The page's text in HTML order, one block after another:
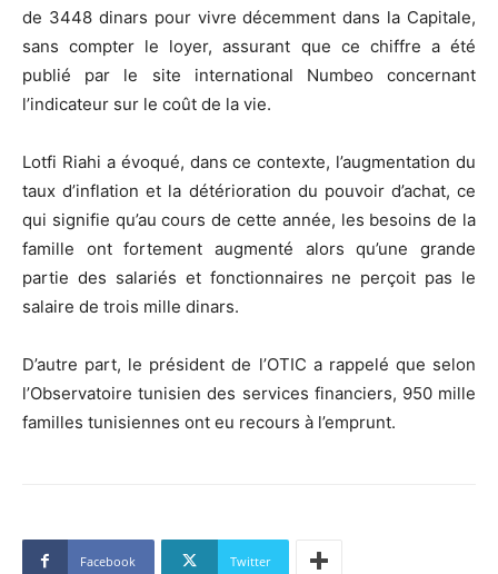
de 3448 dinars pour vivre décemment dans la Capitale,
sans compter le loyer, assurant que ce chiffre a été
publié par le site international Numbeo concernant
l’indicateur sur le coût de la vie.
Lotfi Riahi a évoqué, dans ce contexte, l’augmentation du
taux d’inflation et la détérioration du pouvoir d’achat, ce
qui signifie qu’au cours de cette année, les besoins de la
famille ont fortement augmenté alors qu’une grande
partie des salariés et fonctionnaires ne perçoit pas le
salaire de trois mille dinars.
D’autre part, le président de l’OTIC a rappelé que selon
l’Observatoire tunisien des services financiers, 950 mille
familles tunisiennes ont eu recours à l’emprunt.
Facebook Twitter